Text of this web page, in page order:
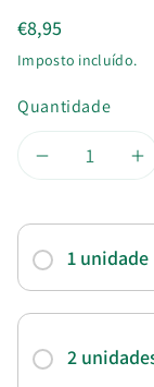
€8,95
Imposto incluído.
Quantidade
Diminuir
a
de
a
1 unidade
2